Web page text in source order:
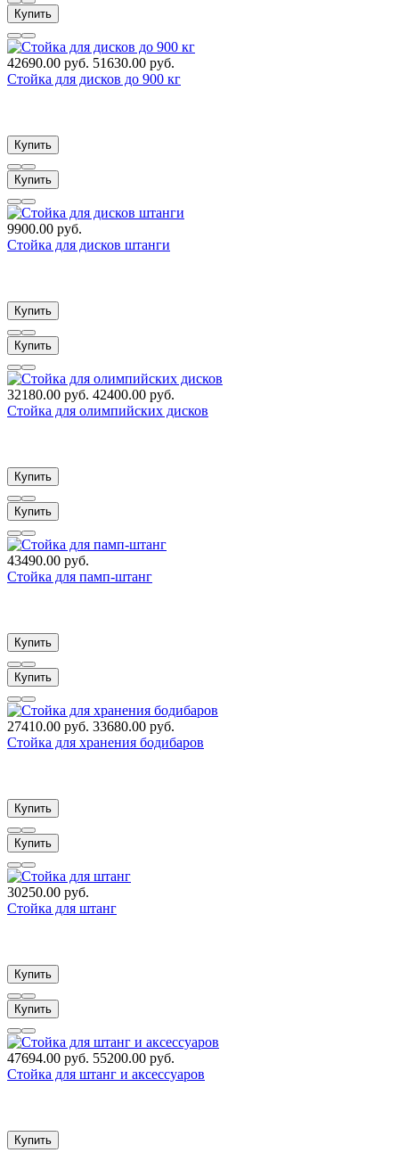
Купить
42690.00 руб. 51630.00 руб.
Стойка для дисков до 900 кг
Купить
Купить
9900.00 руб.
Стойка для дисков штанги
Купить
Купить
32180.00 руб. 42400.00 руб.
Стойка для олимпийских дисков
Купить
Купить
43490.00 руб.
Стойка для памп-штанг
Купить
Купить
27410.00 руб. 33680.00 руб.
Стойка для хранения бодибаров
Купить
Купить
30250.00 руб.
Стойка для штанг
Купить
Купить
47694.00 руб. 55200.00 руб.
Стойка для штанг и аксессуаров
Купить